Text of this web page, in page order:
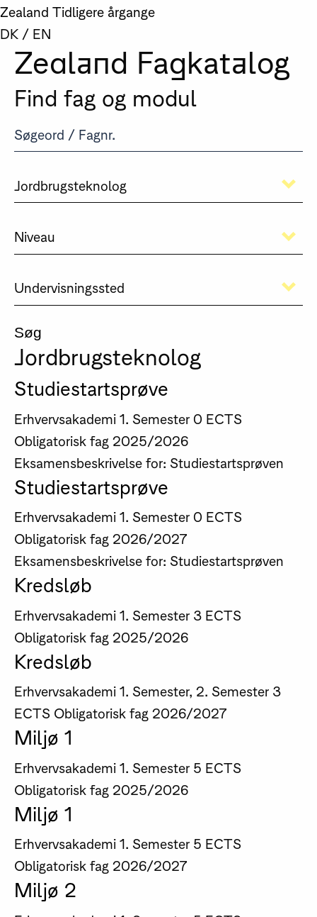
Zealand Tidligere årgange
DK / EN
Zealand Fagkatalog
Find fag og modul
Søg
Jordbrugsteknolog
Studiestartsprøve
Erhvervsakademi 1. Semester 0 ECTS
Obligatorisk fag 2025/2026
Eksamensbeskrivelse for: Studiestartsprøven
Studiestartsprøve
Erhvervsakademi 1. Semester 0 ECTS
Obligatorisk fag 2026/2027
Eksamensbeskrivelse for: Studiestartsprøven
Kredsløb
Erhvervsakademi 1. Semester 3 ECTS
Obligatorisk fag 2025/2026
Kredsløb
Erhvervsakademi 1. Semester, 2. Semester 3
ECTS Obligatorisk fag 2026/2027
Miljø 1
Erhvervsakademi 1. Semester 5 ECTS
Obligatorisk fag 2025/2026
Miljø 1
Erhvervsakademi 1. Semester 5 ECTS
Obligatorisk fag 2026/2027
Miljø 2